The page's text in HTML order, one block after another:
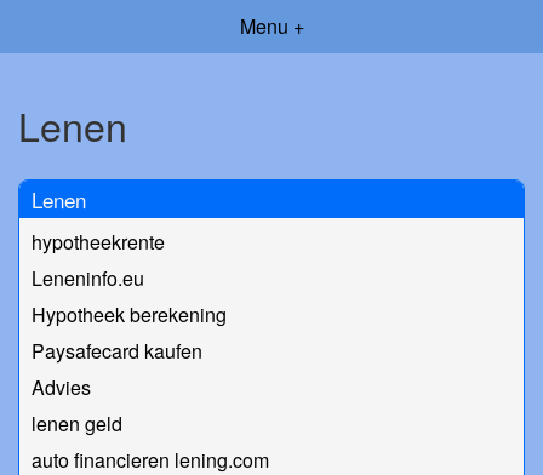
Menu +
Lenen
Lenen
hypotheekrente
Leneninfo.eu
Hypotheek berekening
Paysafecard kaufen
Advies
lenen geld
auto financieren lening.com